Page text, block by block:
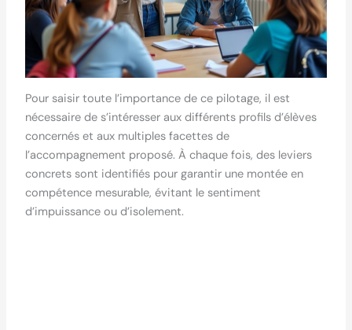
Pour saisir toute l’importance de ce pilotage, il est
nécessaire de s’intéresser aux différents profils d’élèves
concernés et aux multiples facettes de
l’accompagnement proposé. À chaque fois, des leviers
concrets sont identifiés pour garantir une montée en
compétence mesurable, évitant le sentiment
d’impuissance ou d’isolement.